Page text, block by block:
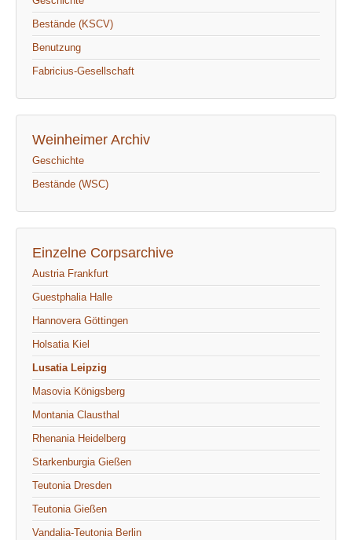
Bestände (KSCV)
Benutzung
Fabricius-Gesellschaft
Weinheimer Archiv
Geschichte
Bestände (WSC)
Einzelne Corpsarchive
Austria Frankfurt
Guestphalia Halle
Hannovera Göttingen
Holsatia Kiel
Lusatia Leipzig
Masovia Königsberg
Montania Clausthal
Rhenania Heidelberg
Starkenburgia Gießen
Teutonia Dresden
Teutonia Gießen
Vandalia-Teutonia Berlin